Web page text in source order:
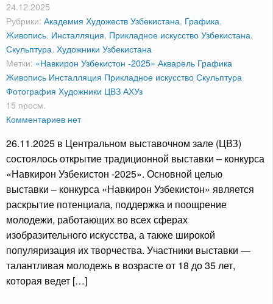
24.12.2025
Рубрики: Академия Художеств Узбекистана, Графика,
Живопись, Инсталляция, Прикладное искусство Узбекистана,
Скульптура, Художники Узбекистана
Метки: «Навкирон Узбекистон -2025» Акварель Графика
Живопись Инсталляция Прикладное искусствоСкульптура
Фотография Художники ЦВЗ АХУз
15 просм.
Комментариев нет
26.11.2025 в Центральном выставочном зале (ЦВЗ)
состоялось открытие традиционной выставки – конкурса
«Навкирон Узбекистон -2025». Основной целью
выставки – конкурса «Навкирон Узбекистон» является
раскрытие потенциала, поддержка и поощрение
молодежи, работающих во всех сферах
изобразительного искусства, а также широкой
популяризация их творчества. Участники выставки —
талантливая молодежь в возрасте от 18 до 35 лет,
которая ведет […]